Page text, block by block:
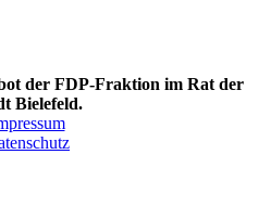
der FDP-Fraktion im Rat der
Bielefeld.